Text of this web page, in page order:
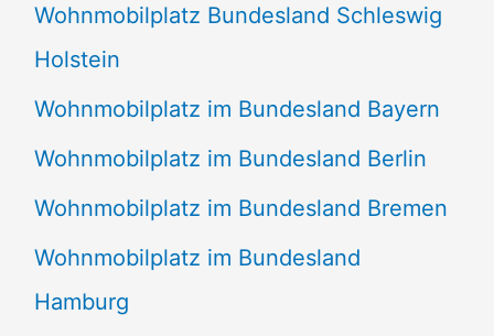
Wohnmobilplatz Bundesland Schleswig
Holstein
Wohnmobilplatz im Bundesland Bayern
Wohnmobilplatz im Bundesland Berlin
Wohnmobilplatz im Bundesland Bremen
Wohnmobilplatz im Bundesland
Hamburg